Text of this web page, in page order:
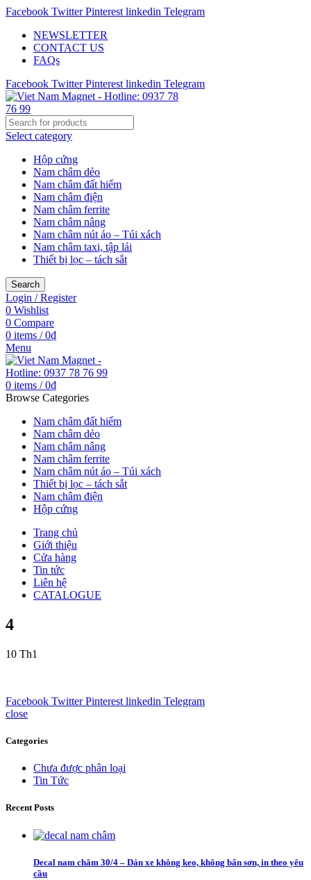
Facebook Twitter Pinterest linkedin Telegram
NEWSLETTER
CONTACT US
FAQs
Facebook Twitter Pinterest linkedin Telegram
Select category
Hộp cứng
Nam châm dẻo
Nam châm đất hiếm
Nam châm điện
Nam châm ferrite
Nam châm nâng
Nam châm nút áo – Túi xách
Nam châm taxi, tập lái
Thiết bị lọc – tách sắt
Search
Login / Register
0 Wishlist
0 Compare
0 items / 0₫
Menu
0 items / 0₫
Browse Categories
Nam châm đất hiếm
Nam châm dẻo
Nam châm nâng
Nam châm ferrite
Nam châm nút áo – Túi xách
Thiết bị lọc – tách sắt
Nam châm điện
Hộp cứng
Trang chủ
Giới thiệu
Cửa hàng
Tin tức
Liên hệ
CATALOGUE
4
10 Th1
Facebook Twitter Pinterest linkedin Telegram
close
Categories
Chưa được phân loại
Tin Tức
Recent Posts
Decal nam châm 30/4 – Dán xe không keo, không bẩn sơn, in theo yêu
cầu